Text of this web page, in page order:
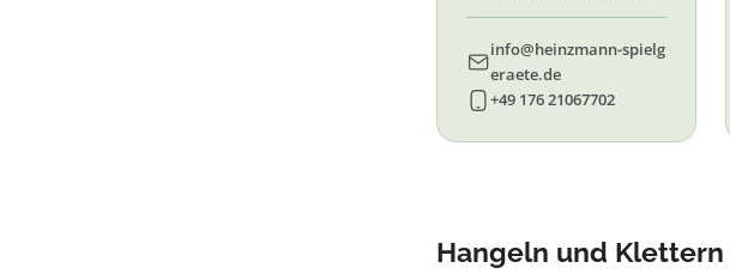
info@heinzmann-spielg
eraete.de
+49 176 21067702
Hangeln und